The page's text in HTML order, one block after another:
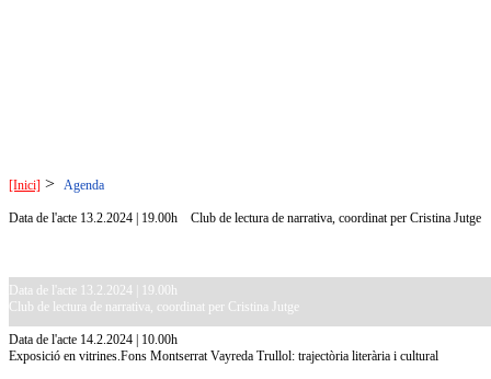
[Inici] > Agenda
Data de l'acte 13.2.2024 | 19.00h Club de lectura de narrativa, coordinat per Cristina Jutge
Data de l'acte 13.2.2024 | 19.00h
Club de lectura de narrativa, coordinat per Cristina Jutge
Data de l'acte 14.2.2024 | 10.00h
Exposició en vitrines.Fons Montserrat Vayreda Trullol: trajectòria literària i cultural